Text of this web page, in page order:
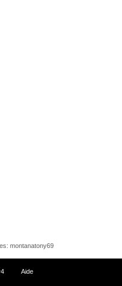
montanatony69
Aide